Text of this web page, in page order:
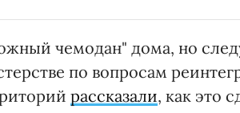
чемодан" дома, но
по вопросам
рассказали, как это